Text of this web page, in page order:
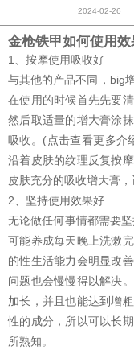
2024-02-26
金枪铁甲如何使用效
1、按摩使用吸收好
与其他的产品不同，big
在使用的时候首先先要
然后取适量的增大膏涂
吸收。(点击查看更多介
沿着皮肤的纹理反复按
皮肤充分的吸收增大膏，
2、坚持使用效果好
无论做任何事情都需要
可能养成每天晚上洗漱
的性生活能力会明显改
问题也会慢慢得以解决
加长，并且也能达到增
性的成分，所以可以长
所熟知。